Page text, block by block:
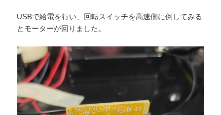
USBで給電を行い、回転スイッチを高速側に倒してみる
とモーターが回りました。